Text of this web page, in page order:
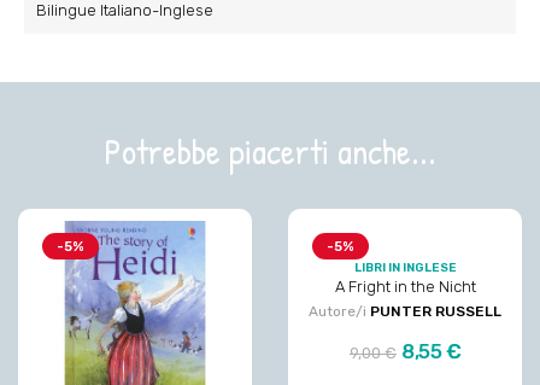
Bilingue Italiano-Inglese
Potrebbe piacerti anche...
-5% -5%
LIBRI IN INGLESE
A Fright in the Nicht
Autore/i PUNTER RUSSELL
Prezzo
regolare
9,00 € Prezzo
8,55 €